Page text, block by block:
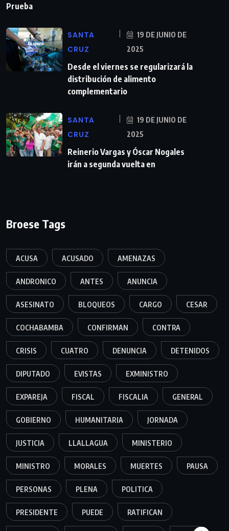
Prueba
SANTA
CRUZ
19 DE JUNIO DE
2025
Desde el viernes se regularizará la
distribución de alimento
complementario
SANTA
CRUZ
19 DE JUNIO DE
2025
Reinerio Vargas y Óscar Nogales
irán a segunda vuelta en
Broese Tags
ACUSA ACUSADO AMENAZAS
ANDRONICO ANTES ANUNCIA
ASESINATO BLOQUEOS CARGO CESAR
COCHABAMBA CONFIRMAN CONTRA
CRISIS CUATRO DENUNCIA DETENIDOS
DIPUTADO EVISTAS EXMINISTRO
EXPAREJA FISCAL FISCALIA GENERAL
GOBIERNO HUMANITARIA JORNADA
JUSTICIA LLALLAGUA MINISTERIO
MINISTRO MORALES MUERTES PAUSA
PERSONAS PLENA POLITICA
PRESIDENTE PUEDE RATIFICAN